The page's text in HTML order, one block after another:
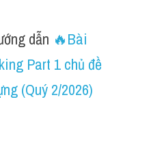
dẫn 🔥Bài
Part 1 chủ đề
(Quý 2/2026)